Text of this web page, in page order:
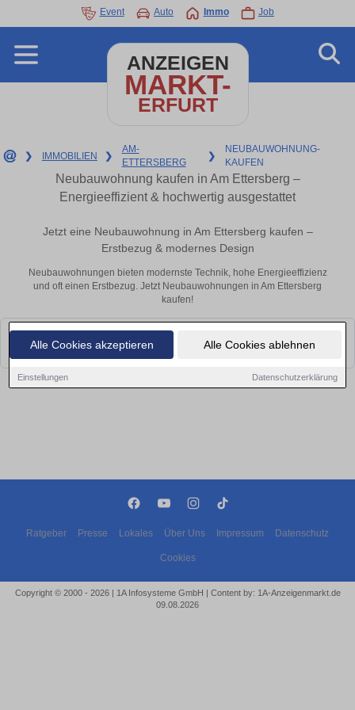
Alle Cookies akzeptieren Alle Cookies ablehnen
Einstellungen Datenschutzerklärung
Event Auto Immo Job
ANZEIGEN
MARKT-
ERFURT
❯ IMMOBILIEN ❯
AM-
ETTERSBERG
❯
NEUBAUWOHNUNG-
KAUFEN
Neubauwohnung kaufen in Am Ettersberg –
Energieeffizient & hochwertig ausgestattet
Jetzt eine Neubauwohnung in Am Ettersberg kaufen –
Erstbezug & modernes Design
Neubauwohnungen bieten modernste Technik, hohe Energieeffizienz
und oft einen Erstbezug. Jetzt Neubauwohnungen in Am Ettersberg
kaufen!
Leider konnten wir derzeit keine passenden Objekte finden. Schauen Sie
bald wieder vorbei!
Ratgeber Presse Lokales Über Uns Impressum Datenschutz
Cookies
Copyright © 2000 - 2026 | 1A Infosysteme GmbH | Content by: 1A-Anzeigenmarkt.de
09.08.2026